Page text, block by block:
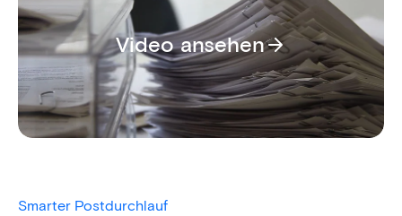
Video ansehen
Smarter Postdurchlauf